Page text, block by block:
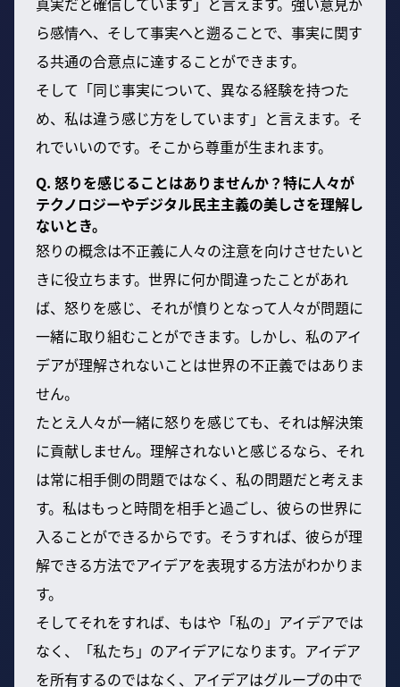
ら感情へ、そして事実へと遡ることで、事実に関す
る共通の合意点に達することができます。
そして「同じ事実について、異なる経験を持つた
め、私は違う感じ方をしています」と言えます。そ
れでいいのです。そこから尊重が生まれます。
Q. 怒りを感じることはありませんか？特に人々が
テクノロジーやデジタル民主主義の美しさを理解し
ないとき。
怒りの概念は不正義に人々の注意を向けさせたいと
きに役立ちます。世界に何か間違ったことがあれ
ば、怒りを感じ、それが憤りとなって人々が問題に
一緒に取り組むことができます。しかし、私のアイ
デアが理解されないことは世界の不正義ではありま
せん。
たとえ人々が一緒に怒りを感じても、それは解決策
に貢献しません。理解されないと感じるなら、それ
は常に相手側の問題ではなく、私の問題だと考えま
す。私はもっと時間を相手と過ごし、彼らの世界に
入ることができるからです。そうすれば、彼らが理
解できる方法でアイデアを表現する方法がわかりま
す。
そしてそれをすれば、もはや「私の」アイデアでは
なく、「私たち」のアイデアになります。アイデア
を所有するのではなく、アイデアはグループの中で